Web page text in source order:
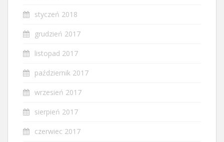
styczeń 2018
grudzień 2017
listopad 2017
październik 2017
wrzesień 2017
sierpień 2017
czerwiec 2017